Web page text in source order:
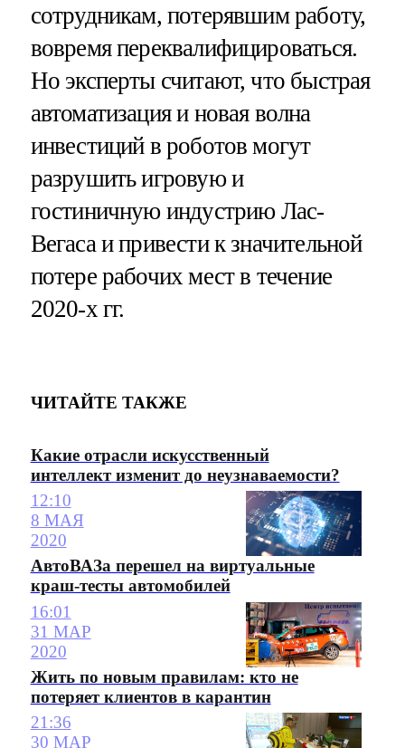
сотрудникам, потерявшим работу,
вовремя переквалифицироваться.
Но эксперты считают, что быстрая
автоматизация и новая волна
инвестиций в роботов могут
разрушить игровую и
гостиничную индустрию Лас-
Вегаса и привести к значительной
потере рабочих мест в течение
2020-х гг.
ЧИТАЙТЕ ТАКЖЕ
Какие отрасли искусственный
интеллект изменит до неузнаваемости?
12:10
8 МАЯ
2020
АвтоВАЗа перешел на виртуальные
краш-тесты автомобилей
16:01
31 МАР
2020
Жить по новым правилам: кто не
потеряет клиентов в карантин
21:36
30 МАР